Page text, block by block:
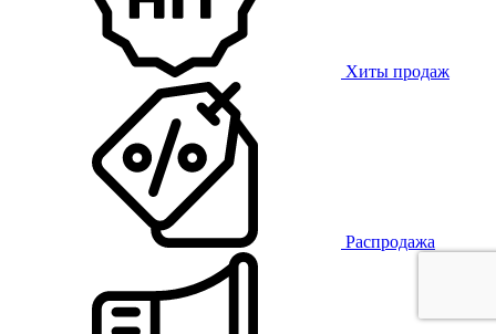
Хиты продаж
Распродажа